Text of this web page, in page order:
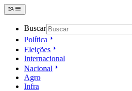
Buscar
Política
Eleições
Internacional
Nacional
Agro
Infra